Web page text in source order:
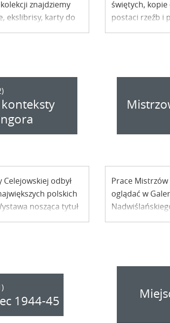
znajdziemy
ekslibrisy, karty do
Obejrzeć można
świętych,
postaci rzeźb i
Kazimierza
odbył
polskich
nosząca tytuł
jest
Prace Mistrzów
oglądać w
okazji 100.
1944-45